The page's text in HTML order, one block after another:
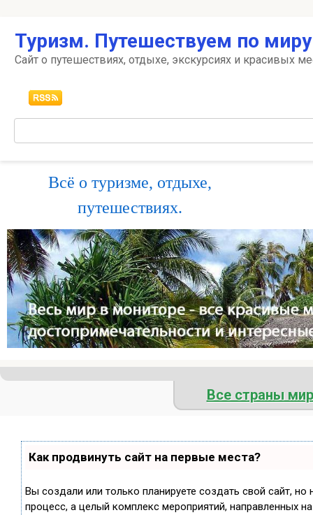
контенту
Туризм. Путешествуем по
Сайт о путешествиях, отдыхе, экскурсиях и красивых
Всё о туризме, отдыхе,
путешествиях.
Все страны
Как продвинуть сайт на первые места?
Вы создали или только планируете создать свой сайт,
процесс, а целый комплекс мероприятий, направленных